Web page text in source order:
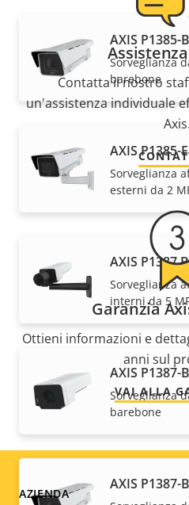
AXIS P1385-
Sorveglianza
barebone
AXIS P1385-
Sorveglianza
esterni da 2
AXIS P1387
Sorveglianza
interni da 5
AXIS P1387-
Sorveglianza
barebone
AXIS P1387-
Contatta il nostro
un'assistenza individuale
Axis.
Garanzia
Ottieni informazioni e
anni sul
VAI ALLA
AZIENDA